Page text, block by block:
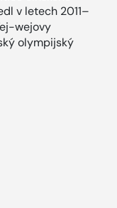
v letech 2011–
wejovy
olympijský